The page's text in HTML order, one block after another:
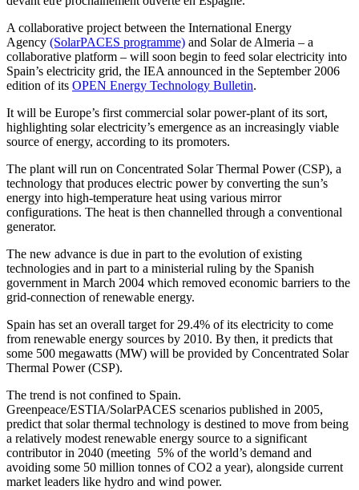
A collaborative project between the International Energy
Agency (SolarPACES programme) and Solar de Almeria – a
collaborative platform – will soon begin to feed solar electricity into
Spain’s electricity grid, the IEA announced in the September 2006
edition of its OPEN Energy Technology Bulletin.
It will be Europe’s first commercial solar power-plant of its sort,
highlighting solar electricity’s emergence as an increasingly viable
source of energy, according to its promoters.
The plant will run on Concentrated Solar Thermal Power (CSP), a
technology that produces electric power by converting the sun’s
energy into high-temperature heat using various mirror
configurations. The heat is then channelled through a conventional
generator.
The new advance is due in part to the evolution of existing
technologies and in part to a ministerial ruling by the Spanish
government in March 2004 which removed economic barriers to the
grid-connection of renewable energy.
Spain has set an overall target for 29.4% of its electricity to come
from renewable energy sources by 2010. By then, it predicts that
some 500 megawatts (MW) will be provided by Concentrated Solar
Thermal Power (CSP).
The trend is not confined to Spain.
Greenpeace/ESTIA/SolarPACES scenarios published in 2005,
predict that solar thermal technology is destined to move from being
a relatively modest renewable energy source to a significant
contributor in 2040 (meeting 5% of the world’s demand and
avoiding some 50 million tonnes of CO2 a year), alongside current
market leaders like hydro and wind power.